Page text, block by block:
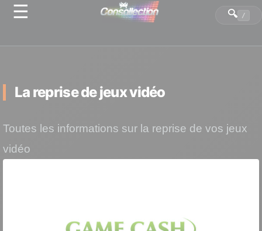
☰ 🔍 /
La reprise de jeux vidéo
Toutes les informations sur la reprise de vos jeux
vidéo
Panneau de gestion des cookies